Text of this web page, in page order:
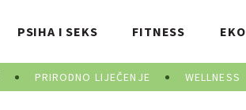
PRIRODNO LIJEČENJE WELLNESS
PSIHA I SEKS FITNESS EKO